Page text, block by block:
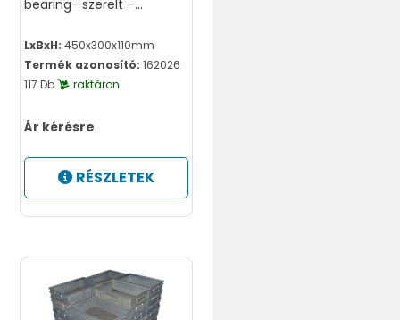
bearing- szerelt –
LxBxH: 450x300x110mm
Termék azonosító: 162026
117 Db.
raktáron
Ár kérésre
RÉSZLETEK